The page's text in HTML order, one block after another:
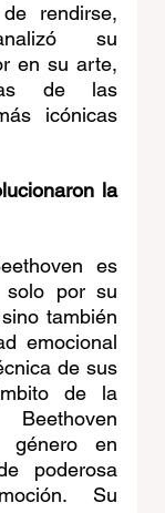
rendirse,
su
en su arte,
de las
icónicas
la
es
solo por su
también
emocional
de sus
de la
género en
poderosa
Su